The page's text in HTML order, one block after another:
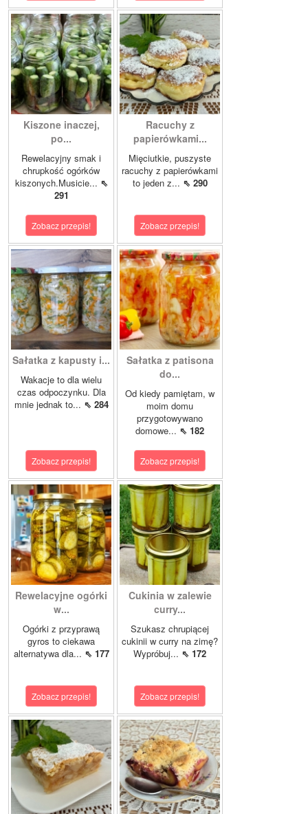
Kiszone inaczej,
po...
Rewelacyjny smak i
chrupkość ogórków
kiszonych.Musicie... ⇖
291
Zobacz przepis!
Racuchy z
papierówkami...
Mięciutkie, puszyste
racuchy z papierówkami
to jeden z... ⇖ 290
Zobacz przepis!
Sałatka z kapusty i...
Wakacje to dla wielu
czas odpoczynku. Dla
mnie jednak to... ⇖ 284
Zobacz przepis!
Sałatka z patisona
do...
Od kiedy pamiętam, w
moim domu
przygotowywano
domowe... ⇖ 182
Zobacz przepis!
Rewelacyjne ogórki
w...
Ogórki z przyprawą
gyros to ciekawa
alternatywa dla... ⇖ 177
Zobacz przepis!
Cukinia w zalewie
curry...
Szukasz chrupiącej
cukinii w curry na zimę?
Wypróbuj... ⇖ 172
Zobacz przepis!